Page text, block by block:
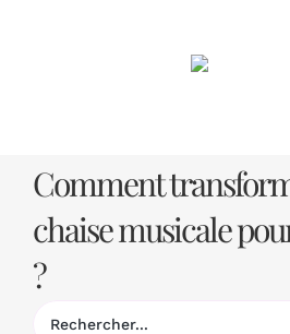
Comment
chaise musicale
?